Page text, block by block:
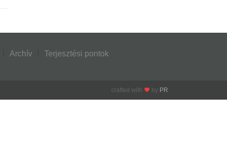
Archív Terjesztési pontok
crafted with by PR